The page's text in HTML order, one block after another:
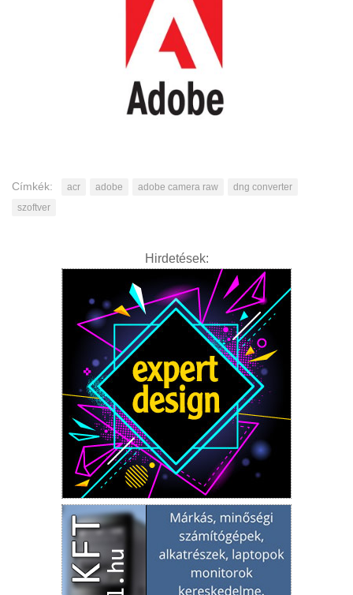
Címkék: acr adobe adobe camera raw
dng converter
szoftver
Hirdetések: